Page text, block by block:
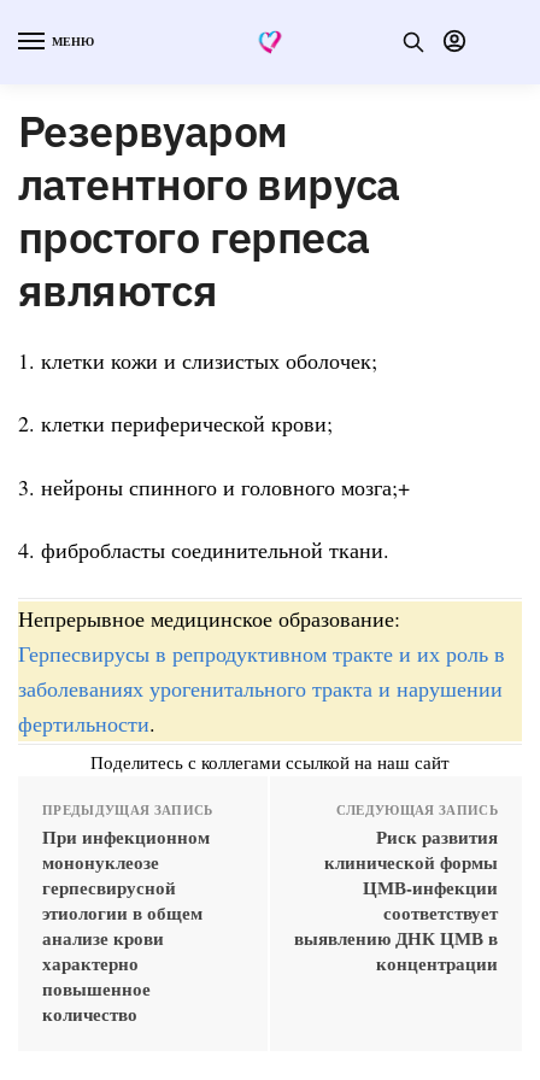
МЕНЮ
Резервуаром
латентного вируса
простого герпеса
являются
1. клетки кожи и слизистых оболочек;
2. клетки периферической крови;
3. нейроны спинного и головного мозга;+
4. фибробласты соединительной ткани.
Непрерывное медицинское образование:
Герпесвирусы в репродуктивном тракте и их роль в
заболеваниях урогенитального тракта и нарушении
фертильности.
Поделитесь с коллегами ссылкой на наш сайт
ПРЕДЫДУЩАЯ ЗАПИСЬ
При инфекционном
мононуклеозе
герпесвирусной
этиологии в общем
анализе крови
характерно
повышенное
количество
СЛЕДУЮЩАЯ ЗАПИСЬ
Риск развития
клинической формы
ЦМВ-инфекции
соответствует
выявлению ДНК ЦМВ в
концентрации